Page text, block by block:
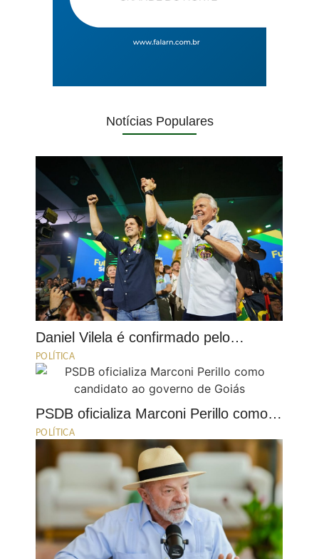
Notícias Populares
Daniel Vilela é confirmado pelo…
POLÍTICA
PSDB oficializa Marconi Perillo como…
POLÍTICA